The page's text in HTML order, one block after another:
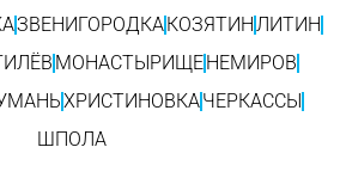
ЗВЕНИГОРОДКА КОЗЯТИН ЛИТИН
МОНАСТЫРИЩЕ НЕМИРОВ
ХРИСТИНОВКАЧЕРКАССЫ
ШПОЛА